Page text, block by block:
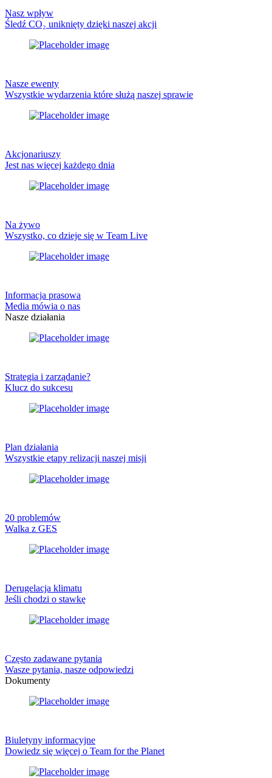
Nasz wpływ
Śledź CO₂ uniknięty dzięki naszej akcji
Nasze ewenty
Wszystkie wydarzenia które służą naszej sprawie
Akcjonariuszy
Jest nas więcej każdego dnia
Na żywo
Wszystko, co dzieje się w Team Live
Informacja prasowa
Media mówia o nas
Nasze działania
Strategia i zarządanie?
Klucz do sukcesu
Plan działania
Wszystkie etapy relizacji naszej misji
20 problemów
Walka z GES
Derugelacja klimatu
Jeśli chodzi o stawkę
Często zadawane pytania
Wasze pytania, nasze odpowiedzi
Dokumenty
Biuletyny informacyjne
Dowiedz się więcej o Team for the Planet